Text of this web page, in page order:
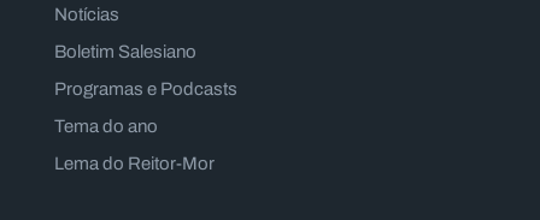
Notícias
Boletim Salesiano
Programas e Podcasts
Tema do ano
Lema do Reitor-Mor